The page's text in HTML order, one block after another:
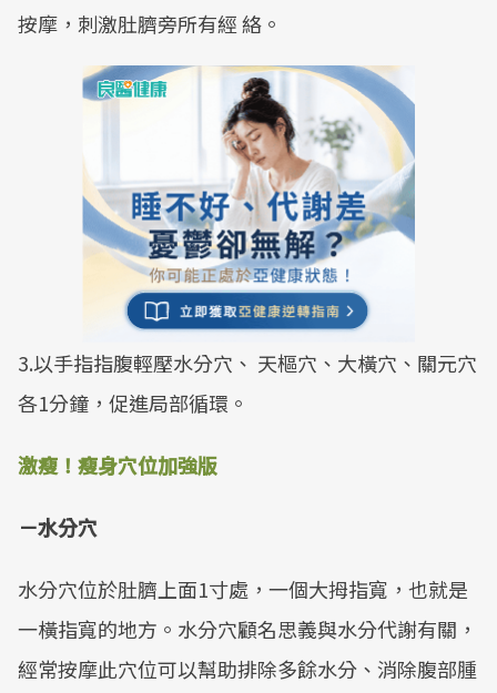
按摩，刺激肚臍旁所有經 絡。
3.以手指指腹輕壓水分穴、 天樞穴、大橫穴、關元穴
各1分鐘，促進局部循環。
激瘦！瘦身穴位加強版
－水分穴
水分穴位於肚臍上面1寸處，一個大拇指寬，也就是
一橫指寬的地方。水分穴顧名思義與水分代謝有關，
經常按摩此穴位可以幫助排除多餘水分、消除腹部腫